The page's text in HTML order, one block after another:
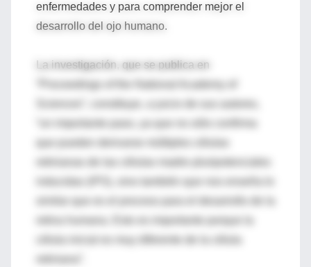
enfermedades y para comprender mejor el
desarrollo del ojo humano.
La investigación, que se publica en
“Proceedings of the National Academy of
“un importante paso, ya que no sólo confirma
retina humana. Esto es importante porque la